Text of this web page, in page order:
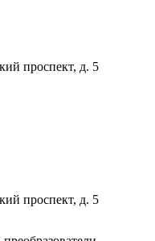
проспект, д. 5
проспект, д. 5